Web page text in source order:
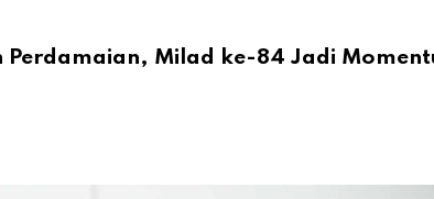
Perdamaian, Milad ke-84 Jadi